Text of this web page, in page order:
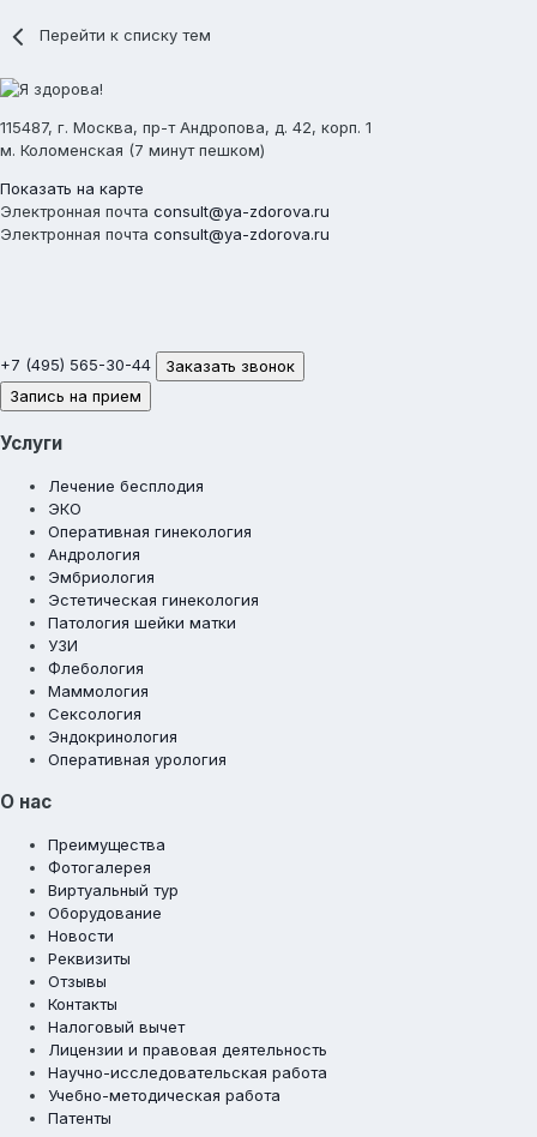
Перейти к списку тем
115487, г. Москва, пр-т Андропова, д. 42, корп. 1
м. Коломенская (7 минут пешком)
Показать на карте
Электронная почта consult@ya-zdorova.ru
Электронная почта consult@ya-zdorova.ru
+7 (495) 565-30-44
Заказать звонок
Запись на прием
Услуги
Лечение бесплодия
ЭКО
Оперативная гинекология
Андрология
Эмбриология
Эстетическая гинекология
Патология шейки матки
УЗИ
Флебология
Маммология
Сексология
Эндокринология
Оперативная урология
О нас
Преимущества
Фотогалерея
Виртуальный тур
Оборудование
Новости
Реквизиты
Отзывы
Контакты
Налоговый вычет
Лицензии и правовая деятельность
Научно-исследовательская работа
Учебно-методическая работа
Патенты